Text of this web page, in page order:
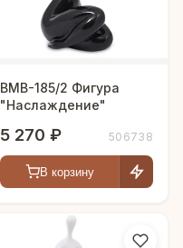
BMB-185/2 Фигура
"Наслаждение"
5 270 ₽ 506738
В корзину